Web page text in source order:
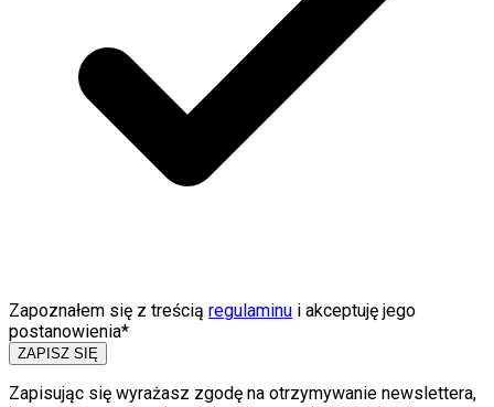
Zapoznałem się z treścią regulaminu i akceptuję jego
postanowienia*
ZAPISZ SIĘ
Zapisując się wyrażasz zgodę na otrzymywanie newslettera,